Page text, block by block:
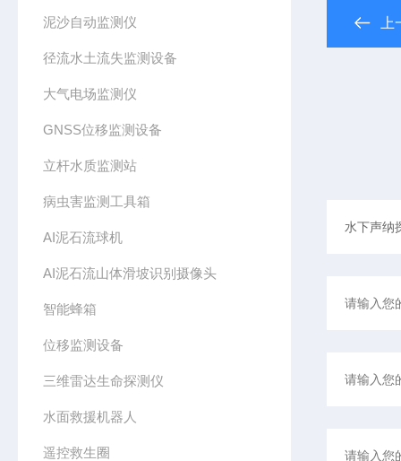
泥沙自动监测仪
径流水土流失监测设备
大气电场监测仪
GNSS位移监测设备
立杆水质监测站
病虫害监测工具箱
AI泥石流球机
AI泥石流山体滑坡识别摄像头
智能蜂箱
位移监测设备
三维雷达生命探测仪
水面救援机器人
遥控救生圈